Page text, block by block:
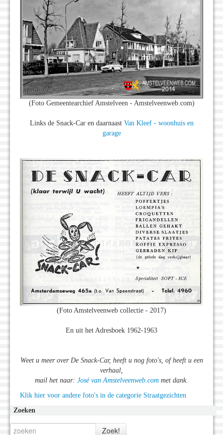
(Foto Gemeentearchief Amstelveen - Amstelveenweb.com)
Links de Snack-Car en daarnaast Van Kleef - woonhuis en
garage
(Foto Amstelveenweb collectie - 2017)
En uit het Adresboek 1962-1963
Weet u meer over De Snack-Car, heeft u nog foto's, of heeft u een
verhaal,
mail het naar: José van Amstelveenweb.com met dank.
Klik hier voor andere foto's in de categorie Straatgezichten
Zoeken